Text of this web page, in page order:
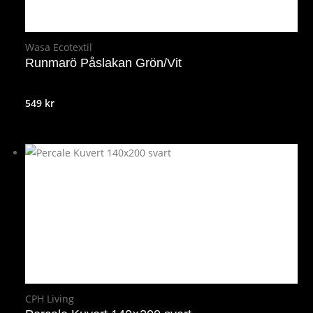
Wasa Ecotextil
Runmarö Påslakan Grön/Vit
549 kr
CPH Living